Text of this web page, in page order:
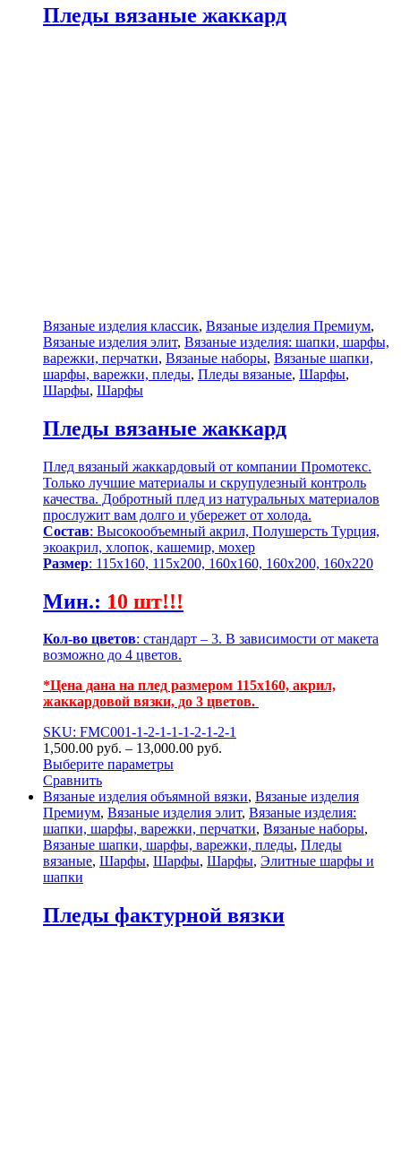
Пледы вязаные жаккард
Вязаные изделия классик, Вязаные изделия Премиум,
Вязаные изделия элит, Вязаные изделия: шапки, шарфы,
варежки, перчатки, Вязаные наборы, Вязаные шапки,
шарфы, варежки, пледы, Пледы вязаные, Шарфы,
Шарфы, Шарфы
Пледы вязаные жаккард
Плед вязаный жаккардовый от компании Промотекс.
Только лучшие материалы и скрупулезный контроль
качества. Добротный плед из натуральных материалов
прослужит вам долго и убережет от холода.
Состав: Высокообъемный акрил, Полушерсть Турция,
экоакрил, хлопок, кашемир, мохер
Размер: 115х160, 115х200, 160х160, 160х200, 160х220
Мин.: 10 шт!!!
Кол-во цветов: стандарт – 3. В зависимости от макета
возможно до 4 цветов.
*Цена дана на плед размером 115х160, акрил,
жаккардовой вязки, до 3 цветов.
SKU: FMC001-1-2-1-1-1-2-1-2-1
1,500.00 руб. – 13,000.00 руб.
Выберите параметры
Сравнить
Вязаные изделия объямной вязки, Вязаные изделия
Премиум, Вязаные изделия элит, Вязаные изделия:
шапки, шарфы, варежки, перчатки, Вязаные наборы,
Вязаные шапки, шарфы, варежки, пледы, Пледы
вязаные, Шарфы, Шарфы, Шарфы, Элитные шарфы и
шапки
Пледы фактурной вязки